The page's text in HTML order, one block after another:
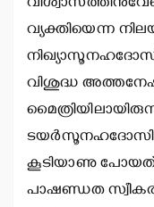
വ്യക്തിയെന്ന
വിശുദ്ധ
കൂടിയാണു
പാഷണ്ഡത